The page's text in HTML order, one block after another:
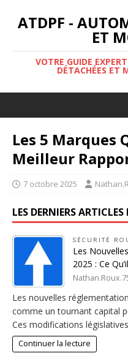
ATDPF -
ET
VOTRE GUIDE
DÉTACHÉES ET
Les 5 Marques
Meilleur
7 octobre 2025
LES DERNIERS ARTICLES
SÉCURITÉ
Les
2025 : Ce
Les nouvelles
comme un tournant capital
Ces modifications
Continuer la lecture